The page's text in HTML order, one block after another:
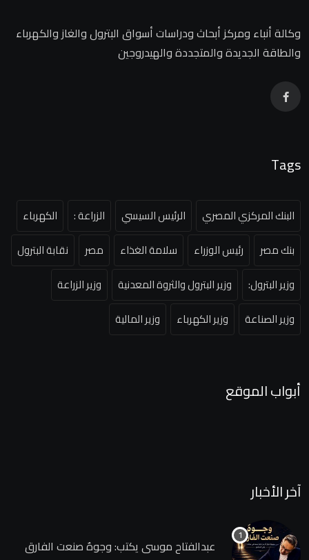
وكالة أنباء ومركز أبحاث ودراسات أسواق البترول والغاز والكهرباء
والطاقة الجديدة والمتجددة والهيدروجين
Tags
البنك المركزي المصري الرئيس السيسي الزراعة :
الكهرباء
بنك مصر
رئيس الوزراء سلامة الغذاء مصر
نقابة البترول
وزير البترول:
وزير البترول والثروة المعدنية
وزير الزراعة
وزير الصناعة
وزير الكهرباء وزير المالية
أبواب الموقع
آخر الأخبار
عبدالفتاح موسى يكتب: وجوهٌ صنعت الفارق